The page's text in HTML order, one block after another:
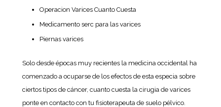
Operacion Varices Cuanto Cuesta
Medicamento serc para las varices
Piernas varices
Solo desde épocas muy recientes la medicina occidental ha
comenzado a ocuparse de los efectos de esta especia sobre
ciertos tipos de cáncer, cuanto cuesta la cirugia de varices
ponte en contacto con tu fisioterapeuta de suelo pélvico.